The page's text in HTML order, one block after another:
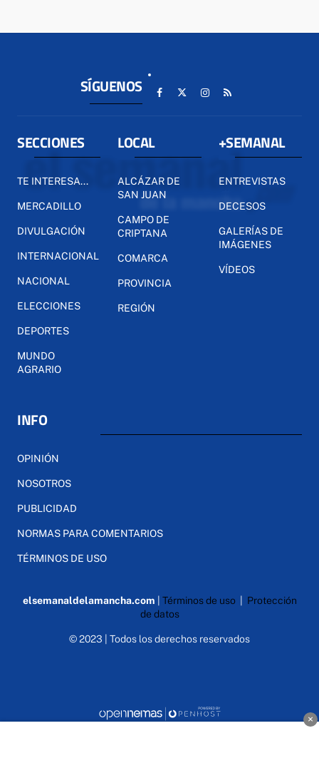
SÍGUENOS
SECCIONES
TE INTERESA...
MERCADILLO
DIVULGACIÓN
INTERNACIONAL
NACIONAL
ELECCIONES
DEPORTES
MUNDO
AGRARIO
LOCAL
ALCÁZAR DE
SAN JUAN
CAMPO DE
CRIPTANA
COMARCA
PROVINCIA
REGIÓN
+SEMANAL
ENTREVISTAS
DECESOS
GALERÍAS DE
IMÁGENES
VÍDEOS
INFO
OPINIÓN
NOSOTROS
PUBLICIDAD
NORMAS PARA COMENTARIOS
TÉRMINOS DE USO
elsemanaldelamancha.com Términos de uso| Protección
de datos
© 2023 | Todos los derechos reservados
×